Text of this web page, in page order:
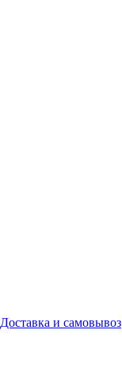
Доставка и самовывоз